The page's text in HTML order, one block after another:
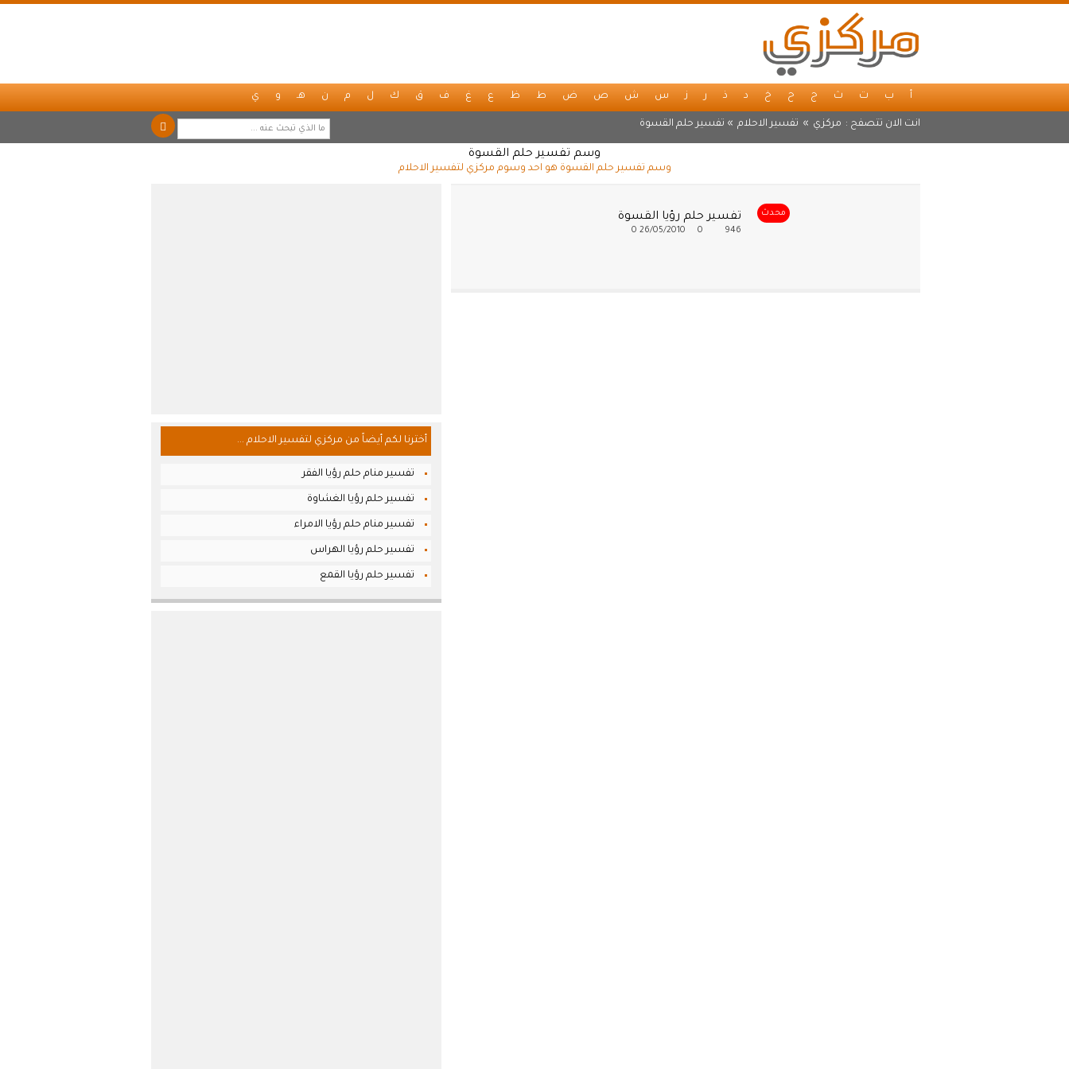
أ ب ت ث ج ح خ د ذ ر ز س ش ص ض ط ظ ع غ ف ق ك ل م ن هـ و ي
انت الان تتصفح : مركزي » تفسير الاحلام » تفسير حلم القسوة
وسم تفسير حلم القسوة
وسم تفسير حلم القسوة هو احد وسوم مركزي لتفسير الاحلام
محدث تفسير حلم رؤيا القسوة
946
26/05/2010
0
أخترنا لكم أيضاً من مركزي لتفسير الاحلام ...
تفسير منام حلم رؤيا الفقر
تفسير حلم رؤيا الغشاوة
تفسير منام حلم رؤيا الامراء
تفسير حلم رؤيا الهراس
تفسير حلم رؤيا القمع